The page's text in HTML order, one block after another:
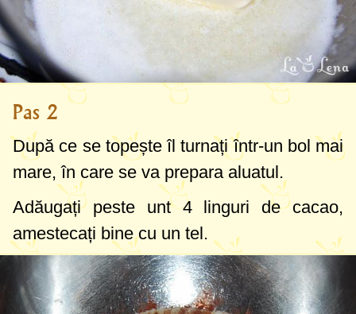
Pas 2
După ce se topește îl turnați într-un bol mai
mare, în care se va prepara aluatul.
Adăugați peste unt4 linguri de cacao,
amestecați bine cu un tel.